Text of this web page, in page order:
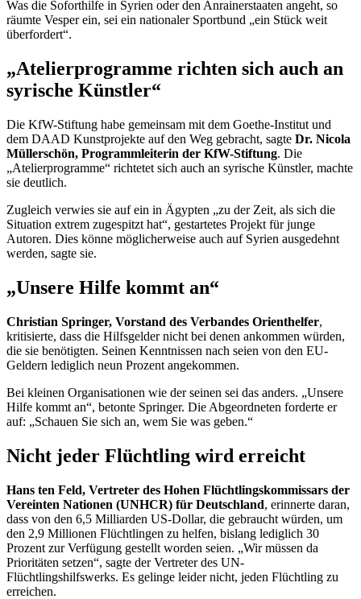
Was die Soforthilfe in Syrien oder den Anrainerstaaten angeht, so
räumte Vesper ein, sei ein nationaler Sportbund „ein Stück weit
überfordert“.
„Atelierprogramme richten sich auch an
syrische Künstler“
Die KfW-Stiftung habe gemeinsam mit dem Goethe-Institut und
dem DAAD Kunstprojekte auf den Weg gebracht, sagte Dr. Nicola
Müllerschön, Programmleiterin der KfW-Stiftung. Die
„Atelierprogramme“ richtetet sich auch an syrische Künstler, machte
sie deutlich.
Zugleich verwies sie auf ein in Ägypten „zu der Zeit, als sich die
Situation extrem zugespitzt hat“, gestartetes Projekt für junge
Autoren. Dies könne möglicherweise auch auf Syrien ausgedehnt
werden, sagte sie.
„Unsere Hilfe kommt an“
Christian Springer, Vorstand des Verbandes Orienthelfer,
kritisierte, dass die Hilfsgelder nicht bei denen ankommen würden,
die sie benötigten. Seinen Kenntnissen nach seien von den EU-
Geldern lediglich neun Prozent angekommen.
Bei kleinen Organisationen wie der seinen sei das anders. „Unsere
Hilfe kommt an“, betonte Springer. Die Abgeordneten forderte er
auf: „Schauen Sie sich an, wem Sie was geben.“
Nicht jeder Flüchtling wird erreicht
Hans ten Feld, Vertreter des Hohen Flüchtlingskommissars der
Vereinten Nationen (UNHCR) für Deutschland, erinnerte daran,
dass von den 6,5 Milliarden US-Dollar, die gebraucht würden, um
den 2,9 Millionen Flüchtlingen zu helfen, bislang lediglich 30
Prozent zur Verfügung gestellt worden seien. „Wir müssen da
Prioritäten setzen“, sagte der Vertreter des UN-
Flüchtlingshilfswerks. Es gelinge leider nicht, jeden Flüchtling zu
erreichen.